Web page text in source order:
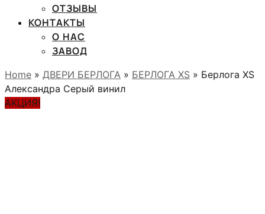
ОТЗЫВЫ
КОНТАКТЫ
О НАС
ЗАВОД
Home » ДВЕРИ БЕРЛОГА » БЕРЛОГА XS » Берлога ХS
Александра Серый винил
АКЦИЯ!